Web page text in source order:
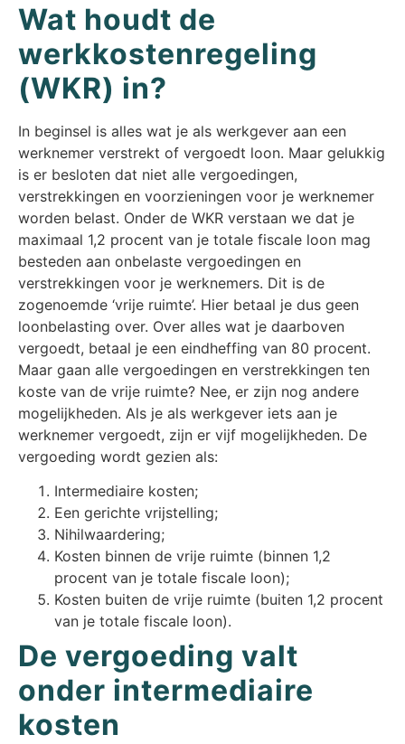
Wat houdt de
werkkostenregeling
(WKR) in?
In beginsel is alles wat je als werkgever aan een
werknemer verstrekt of vergoedt loon. Maar gelukkig
is er besloten dat niet alle vergoedingen,
verstrekkingen en voorzieningen voor je werknemer
worden belast. Onder de WKR verstaan we dat je
maximaal 1,2 procent van je totale fiscale loon mag
besteden aan onbelaste vergoedingen en
verstrekkingen voor je werknemers. Dit is de
zogenoemde ‘vrije ruimte’. Hier betaal je dus geen
loonbelasting over. Over alles wat je daarboven
vergoedt, betaal je een eindheffing van 80 procent.
Maar gaan alle vergoedingen en verstrekkingen ten
koste van de vrije ruimte? Nee, er zijn nog andere
mogelijkheden. Als je als werkgever iets aan je
werknemer vergoedt, zijn er vijf mogelijkheden. De
vergoeding wordt gezien als:
Intermediaire kosten;
Een gerichte vrijstelling;
Nihilwaardering;
Kosten binnen de vrije ruimte (binnen 1,2
procent van je totale fiscale loon);
Kosten buiten de vrije ruimte (buiten 1,2 procent
van je totale fiscale loon).
De vergoeding valt
onder intermediaire
kosten